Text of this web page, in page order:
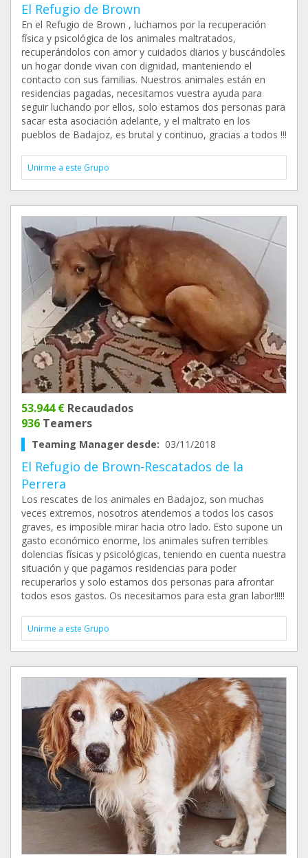
El Refugio de Brown
En el Refugio de Brown , luchamos por la recuperación
física y psicológica de los animales maltratados,
recuperándolos con amor y cuidados diarios y buscándoles
un hogar donde vivan con dignidad, manteniendo el
contacto con sus familias. Nuestros animales están en
residencias pagadas, necesitamos vuestra ayuda para
seguir luchando por ellos, solo estamos dos personas para
sacar esta asociación adelante, y el maltrato en los
pueblos de Badajoz, es brutal y continuo, gracias a todos !!!
Unirme a este Grupo
53.944 € Recaudados
936 Teamers
Teaming Manager desde: 03/11/2018
El Refugio de Brown-Rescatados de la
Perrera
Los rescates de los animales en Badajoz, son muchas
veces extremos, nosotros atendemos a todos los casos
graves, es imposible mirar hacia otro lado. Esto supone un
gasto económico enorme, los animales sufren terribles
dolencias físicas y psicológicas, teniendo en cuenta nuestra
situación y que pagamos residencias para poder
recuperarlos y solo estamos dos personas para afrontar
todos esos gastos. Os necesitamos para esta gran labor!!!!!
Unirme a este Grupo